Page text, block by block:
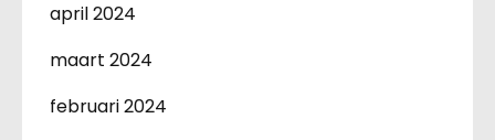
april 2024
maart 2024
februari 2024